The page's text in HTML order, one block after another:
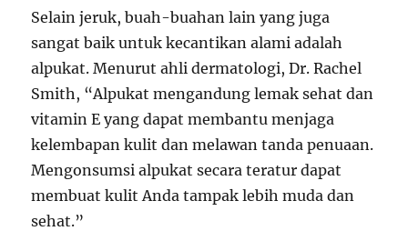
Selain jeruk, buah-buahan lain yang juga
sangat baik untuk kecantikan alami adalah
alpukat. Menurut ahli dermatologi, Dr. Rachel
Smith, “Alpukat mengandung lemak sehat dan
vitamin E yang dapat membantu menjaga
kelembapan kulit dan melawan tanda penuaan.
Mengonsumsi alpukat secara teratur dapat
membuat kulit Anda tampak lebih muda dan
sehat.”